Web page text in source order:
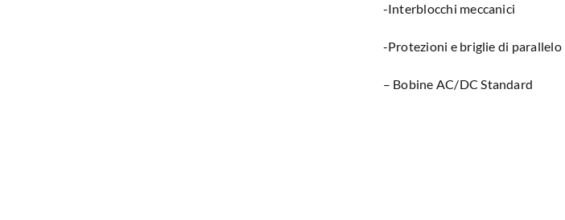
-Interblocchi meccanici
-Protezioni e briglie di parallelo
– Bobine AC/DC Standard